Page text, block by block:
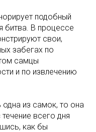
подобный
битва. В процессе
свои,
забегах по
самцы
и по извлечению
из самок, то она
всего дня
как бы